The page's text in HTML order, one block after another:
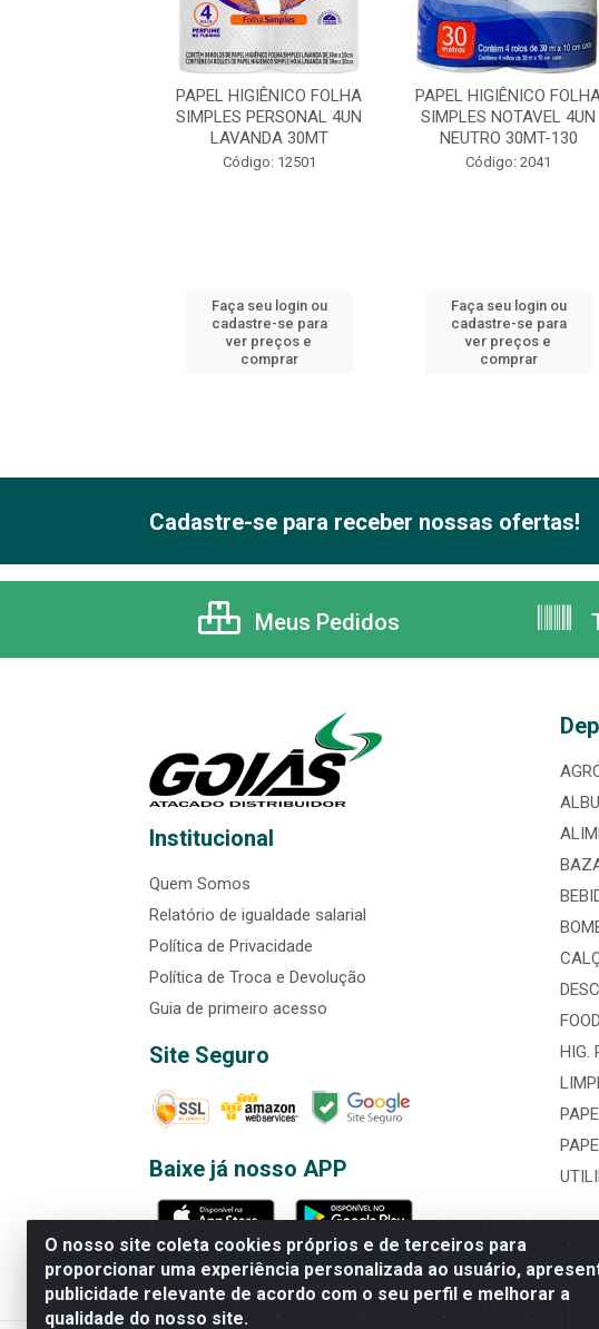
PAPEL HIGIÊNICO FOLHA
SIMPLES PERSONAL 4UN
LAVANDA 30MT
Código: 12501
Faça seu login ou
cadastre-se para
ver preços e
comprar
PAPEL HIGIÊNICO
SIMPLES NOTAVEL 4UN
NEUTRO 30MT-130
Código: 2041
Faça seu login ou
cadastre-se para
ver preços e
comprar
O nosso site coleta cookies próprios e de terceiros para
proporcionar uma experiência personalizada ao usuário,
publicidade relevante de acordo com o seu perfil e melhorar a
qualidade do nosso site.
Cadastre-se para receber nossas ofertas!
Meus Pedidos
Institucional
Quem Somos
Relatório de igualdade salarial
Política de Privacidade
Política de Troca e Devolução
Guia de primeiro acesso
Site Seguro
Baixe já nosso APP
HIG.
Rede Brasil - Avenida Universitária, nº 3860,